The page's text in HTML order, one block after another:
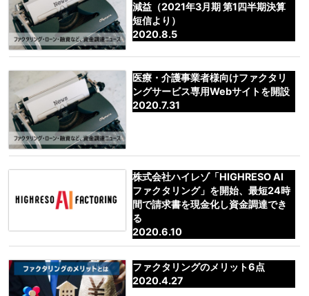
減益（2021年3月期 第1四半期決算
短信より）
2020.8.5
医療・介護事業者様向けファクタリ
ングサービス専用Webサイトを開設
2020.7.31
株式会社ハイレゾ「HIGHRESO AI
ファクタリング」を開始、最短24時
間で請求書を現金化し資金調達でき
る
2020.6.10
ファクタリングのメリット6点
2020.4.27